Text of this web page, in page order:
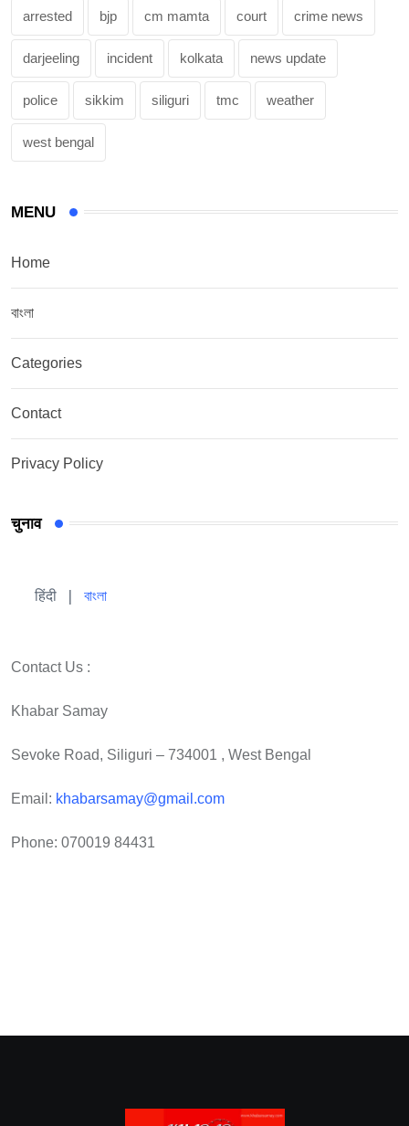
arrested bjp cm mamta court crime news
darjeeling incident kolkata news update
police sikkim siliguri tmc weather
west bengal
MENU
Home
বাংলা
Categories
Contact
Privacy Policy
चुनाव
हिंदी বাংলা
Contact Us :
Khabar Samay
Sevoke Road, Siliguri – 734001 , West Bengal
Email: khabarsamay@gmail.com
Phone: 070019 84431